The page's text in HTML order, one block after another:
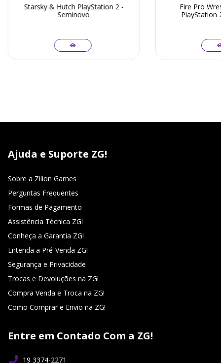
Starsky & Hutch PlayStation 2 -
Seminovo
Fire Pro
PlayStation
Ajuda e Suporte ZG!
Sobre a Zilion Games
Perguntas Frequentes
Formas de Pagamento
Assistência Técnica ZG!
Conheça a Garantia ZG!
Entenda a Pré-Venda ZG!
Segurança e Privacidade
Trocas e Devoluções na ZG!
Compra Venda e Troca na ZG!
Como Comprar e Envio na ZG!
Entre em Contado Com a ZG!
19 3374-2271